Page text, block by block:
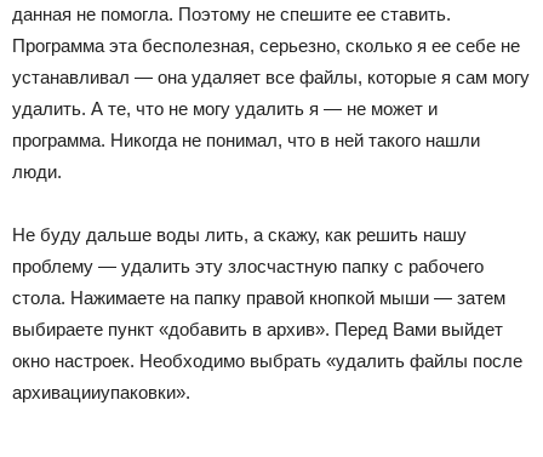
данная не помогла. Поэтому не спешите ее ставить.
Программа эта бесполезная, серьезно, сколько я ее себе не
устанавливал — она удаляет все файлы, которые я сам могу
удалить. А те, что не могу удалить я — не может и
программа. Никогда не понимал, что в ней такого нашли
люди.
Не буду дальше воды лить, а скажу, как решить нашу
проблему — удалить эту злосчастную папку с рабочего
стола. Нажимаете на папку правой кнопкой мыши — затем
выбираете пункт «добавить в архив». Перед Вами выйдет
окно настроек. Необходимо выбрать «удалить файлы после
архивацииупаковки».